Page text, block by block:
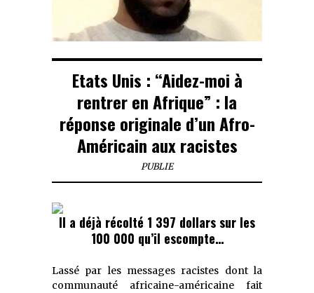
Etats Unis : “Aidez-moi à
rentrer en Afrique” : la
réponse originale d’un Afro-
Américain aux racistes
PUBLIE
Il a déjà récolté 1 397 dollars sur les
100 000 qu’il escompte…
Lassé par les messages racistes dont la
communauté africaine-américaine fait